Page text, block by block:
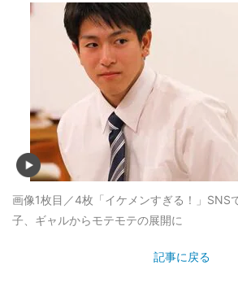
画像1枚目／4枚 「イケメンすぎる！」SNS
子、ギャルからモテモテの展開に
記事に戻る